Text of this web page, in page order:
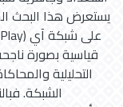
التحليلية
الشبكة.